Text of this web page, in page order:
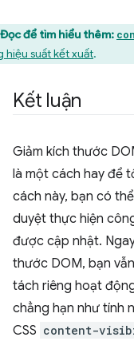
Đọc để tìm hiểu thêm:
hiệu suất kết xuất.
Kết luận
Giảm kích thước
là một cách hay để
cách này, bạn có
duyệt thực hiện
được cập nhật.
thước DOM, bạn
tách riêng hoạt
chẳng hạn như tính
CSS content-